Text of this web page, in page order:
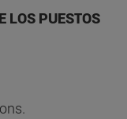
LOS PUESTOS